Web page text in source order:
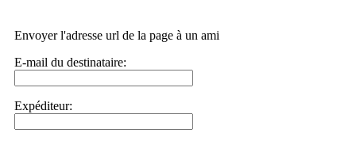
Envoyer l'adresse url de la page à un ami
E-mail du destinataire:
Expéditeur: